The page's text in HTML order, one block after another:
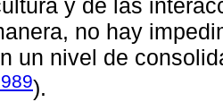
y de las
no hay
un nivel de
).